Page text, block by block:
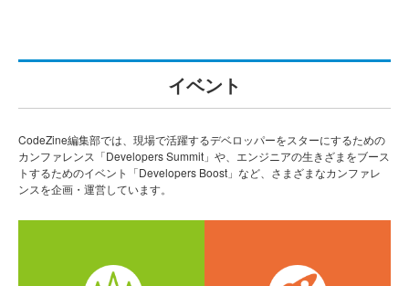
イベント
CodeZine編集部では、現場で活躍するデベロッパーをスターにするための
カンファレンス「Developers Summit」や、エンジニアの生きざまをブース
トするためのイベント「Developers Boost」など、さまざまなカンファレ
ンスを企画・運営しています。